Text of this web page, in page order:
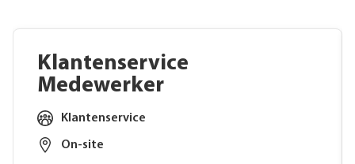
Klantenservice
Medewerker
Klantenservice
On-site